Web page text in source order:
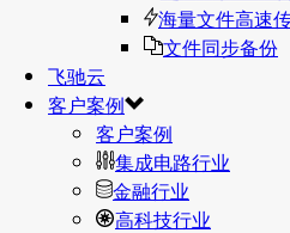
海量文件高速
文件同步备份
飞驰云
客户案例
客户案例
集成电路行业
金融行业
高科技行业